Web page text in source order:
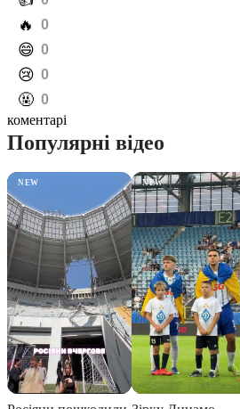
️🔥 0
️😄 0
️😢 0
️🤬 0
коментарі